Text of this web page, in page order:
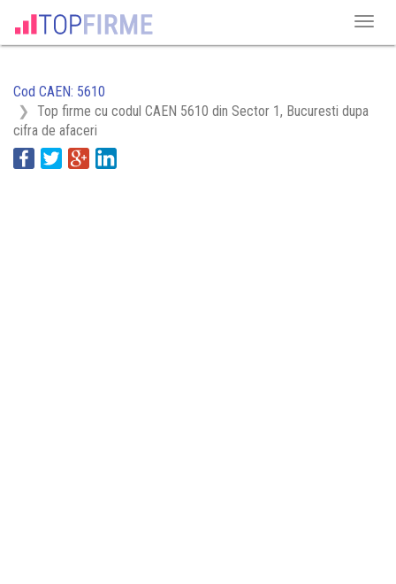
Cod CAEN: 5610
Top firme cu codul CAEN 5610 din Sector 1, Bucuresti dupa
cifra de afaceri